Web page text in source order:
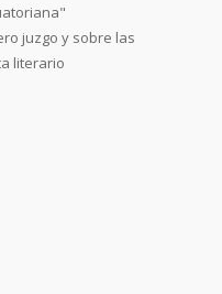
juzgo y sobre las
literario